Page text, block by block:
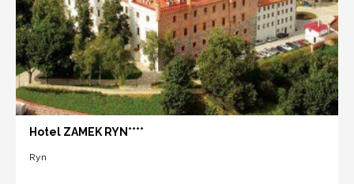
Hotel ZAMEK RYN****
Ryn